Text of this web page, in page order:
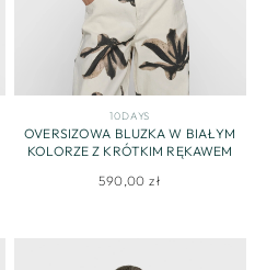
10DAYS
OVERSIZOWA BLUZKA W BIAŁYM
KOLORZE Z KRÓTKIM RĘKAWEM
590,00 zł